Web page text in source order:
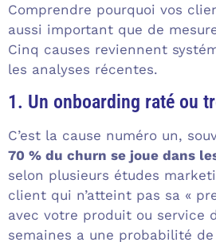
Comprendre pourquoi vos
aussi important que de
Cinq causes reviennent
les analyses récentes.
1. Un onboarding raté ou
C’est la cause numéro un,
70 % du churn se joue dans
selon plusieurs études
client qui n’atteint pas sa «
avec votre produit ou service
semaines a une probabilité